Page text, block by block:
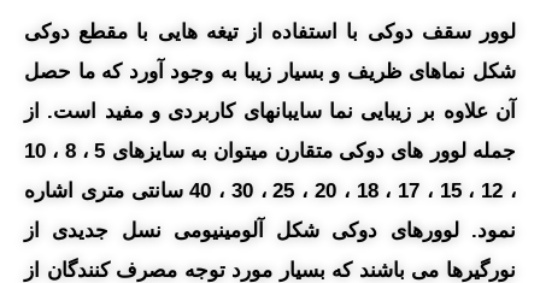
لوور سقف دوکی با استفاده از تیغه هایی با مقطع دوکی
شکل نماهای ظریف و بسیار زیبا به وجود آورد که ما حصل
آن علاوه بر زیبایی نما سایبانهای کاربردی و مفید است. از
جمله لوور های دوکی متقارن میتوان به سایزهای 5 ، 8 ، 10
، 12 ، 15 ، 17 ، 18 ، 20 ، 25 ، 30 ، 40 سانتی متری اشاره
نمود. لوورهای دوکی شکل آلومینیومی نسل جدیدی از
نورگیرها می باشند که بسیار مورد توجه مصرف کنندگان از